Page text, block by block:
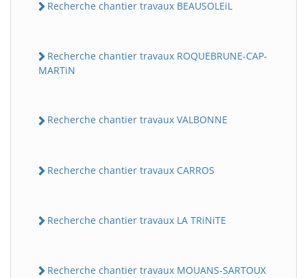
Recherche chantier travaux BEAUSOLEiL
Recherche chantier travaux ROQUEBRUNE-CAP-
MARTiN
Recherche chantier travaux VALBONNE
Recherche chantier travaux CARROS
Recherche chantier travaux LA TRiNiTE
Recherche chantier travaux MOUANS-SARTOUX